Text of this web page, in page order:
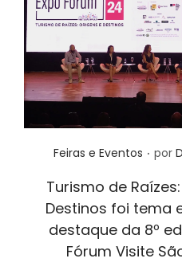
Posted in
Feiras e Eventos . por
Turismo de
Destinos foi tema
destaque da 8º
Fórum Visite